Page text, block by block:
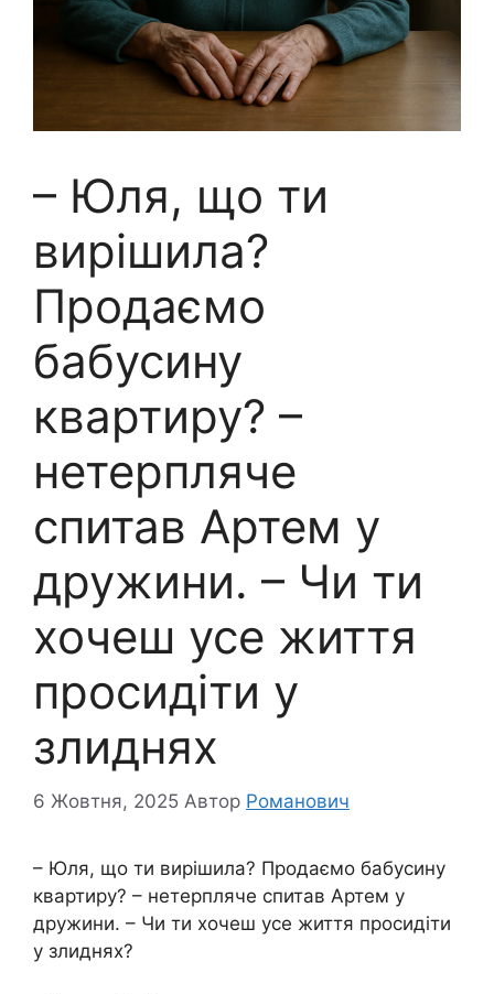
– Юля, що ти
вирішила?
Продаємо
бабусину
квартиру? –
нетерпляче
спитав Артем у
дружини. – Чи ти
хочеш усе життя
просидіти у
злиднях
6 Жовтня, 2025 Автор Романович
– Юля, що ти вирішила? Продаємо бабусину
квартиру? – нетерпляче спитав Артем у
дружини. – Чи ти хочеш усе життя просидіти
у злиднях?